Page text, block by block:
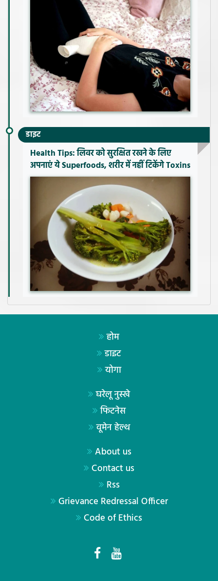
डाइट
Health Tips: लिवर को सुरक्षित रखने के लिए
अपनाएं ये Superfoods, शरीर में नहीं टिकेंगे Toxins
होम
डाइट
योगा
घरेलू नुस्खे
फिटनेस
वूमेन हेल्थ
About us
Contact us
Rss
Grievance Redressal Officer
Code of Ethics